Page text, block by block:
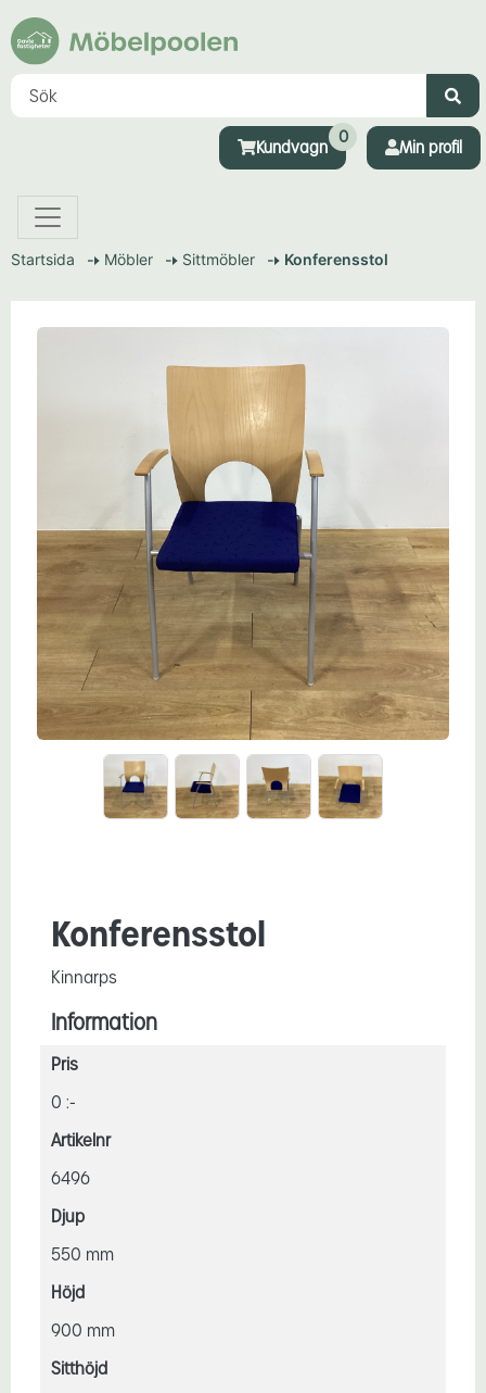
Kundvagn
0
Min profil
Startsida Möbler Sittmöbler Konferensstol
Information om
Konferensstol
Kinnarps
Information
Pris
0 :-
Artikelnr
6496
Djup
550 mm
Höjd
900 mm
Sitthöjd